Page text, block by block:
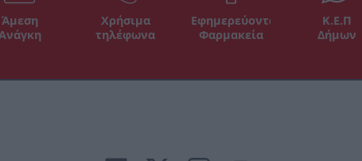
Άμεση
Χρήσιμα
τηλέφωνα
Εφημερεύοντα
Φαρμακεία
Κ.Ε.Π
Δήμων